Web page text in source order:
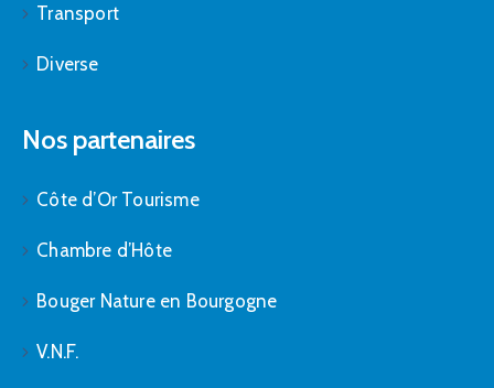
Transport
Diverse
Nos partenaires
Côte d’Or Tourisme
Chambre d’Hôte
Bouger Nature en Bourgogne
V.N.F.